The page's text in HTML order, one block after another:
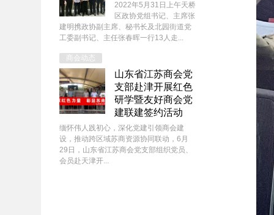
2022年5月31日上午天桥
区政协党组书记、主席张
建明携政协副主席、秘书长及北园街道党
工委副书记、主任张春晖一行13人走...
商会动态
山东省江苏商会党
支部赴津开展红色
研学暨友好商会党
建联建签约活动
缅怀伟人践初心，深化党建引领商会建
设，推动跨区域苏商资源协同联动，6月
29日，山东省江苏商会党支部组织党员、
会员赴天津开...